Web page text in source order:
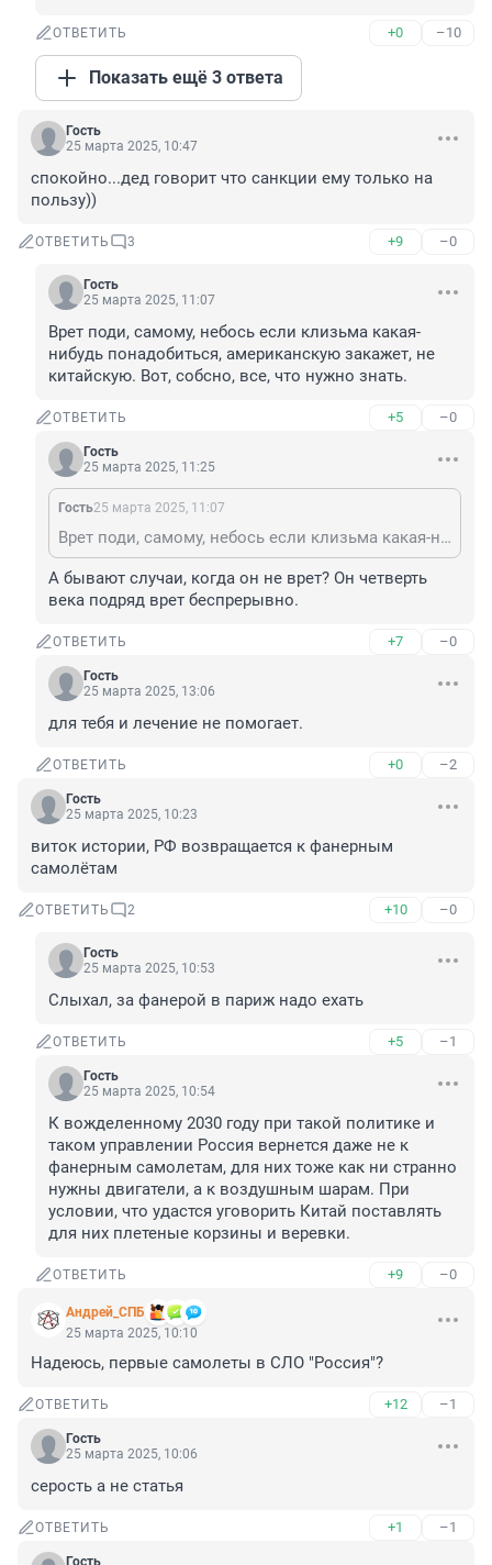
ОТВЕТИТЬ +0 –10
Показать ещё 3 ответа
Гость
25 марта 2025, 10:47
спокойно...дед говорит что санкции ему только на
пользу))
ОТВЕТИТЬ 3 +9 –0
Гость
25 марта 2025, 11:07
Врет поди, самому, небось если клизьма какая-
нибудь понадобиться, американскую закажет, не
китайскую. Вот, собсно, все, что нужно знать.
ОТВЕТИТЬ +5 –0
Гость
25 марта 2025, 11:25
Гость25 марта 2025, 11:07
Врет поди, самому, небось если клизьма какая-нибудь понадобиться, американскую закажет, не китайскую. Вот, собсно, все, что нужно знать.
А бывают случаи, когда он не врет? Он четверть
века подряд врет беспрерывно.
ОТВЕТИТЬ +7 –0
Гость
25 марта 2025, 13:06
для тебя и лечение не помогает.
ОТВЕТИТЬ +0 –2
Гость
25 марта 2025, 10:23
виток истории, РФ возвращается к фанерным
самолётам
ОТВЕТИТЬ 2 +10 –0
Гость
25 марта 2025, 10:53
Слыхал, за фанерой в париж надо ехать
ОТВЕТИТЬ +5 –1
Гость
25 марта 2025, 10:54
К вожделенному 2030 году при такой политике и
таком управлении Россия вернется даже не к
фанерным самолетам, для них тоже как ни странно
нужны двигатели, а к воздушным шарам. При
условии, что удастся уговорить Китай поставлять
для них плетеные корзины и веревки.
ОТВЕТИТЬ +9 –0
Андрей_СПБ
25 марта 2025, 10:10
Надеюсь, первые самолеты в СЛО "Россия"?
ОТВЕТИТЬ +12 –1
Гость
25 марта 2025, 10:06
серость а не статья
ОТВЕТИТЬ +1 –1
Гость